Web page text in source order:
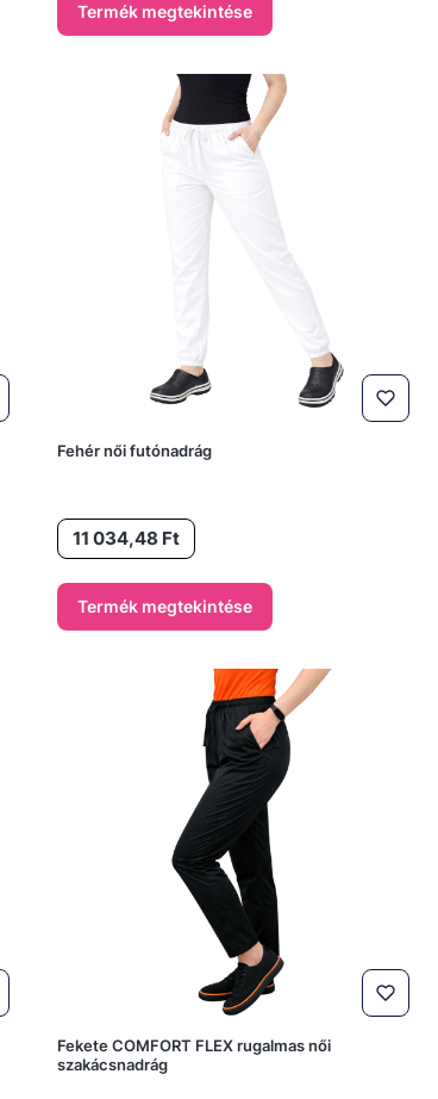
Termék megtekintése
Fehér női futónadrág
Ár11 034,48 Ft
Termék megtekintése
Fekete COMFORT FLEX rugalmas női
szakácsnadrág